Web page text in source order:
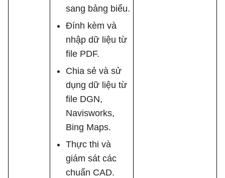
sang bảng biểu.
Đính kèm và
nhập dữ liệu từ
file PDF.
Chia sẻ và sử
dụng dữ liệu từ
file DGN,
Navisworks,
Bing Maps.
Thực thi và
giám sát các
chuẩn CAD.